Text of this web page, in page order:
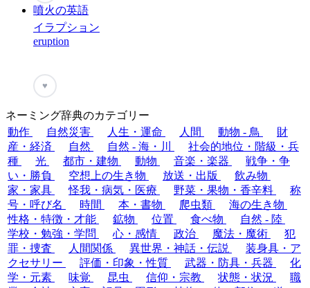
噴火の英語
イラプション
eruption
♥
ネーミング辞典のカテゴリー
動作
自然災害 人生・運命 人間 動物 - 鳥
財
産・経済
自然 自然 - 海・川
社会的地位・階級・兵
種
光 都市・建物 動物 音楽・楽器
戦争・争
い・勝負
空想上の生き物 放送・出版
飲み物
家・家具
怪我・病気・医療 野菜・果物・香辛料
称
号・呼び名
時間 本・書物 爬虫類
海の生き物
性格・特徴・才能
鉱物 位置 食べ物
自然 - 陸
学校・勉強・学問
心・感情 政治 魔法・魔術
犯
罪・捜査
人間関係 異世界・神話・伝説
装身具・ア
クセサリー
評価・印象・性質 武器・防具・兵器
化
学・元素
味覚 昆虫 信仰・宗教 状態・状況
職